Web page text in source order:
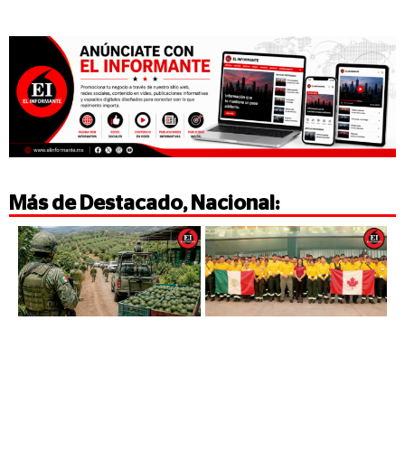
Más de Destacado, Nacional :